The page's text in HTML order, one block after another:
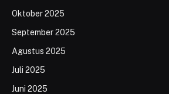
Oktober 2025
September 2025
Agustus 2025
Juli 2025
Juni 2025